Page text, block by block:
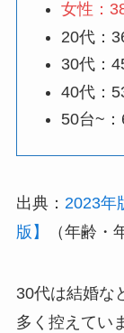
女性：
20代：
30代：
40代：
50台~
出典： 2023年
版】
（年齢・
30代は結婚な
多く控えてい